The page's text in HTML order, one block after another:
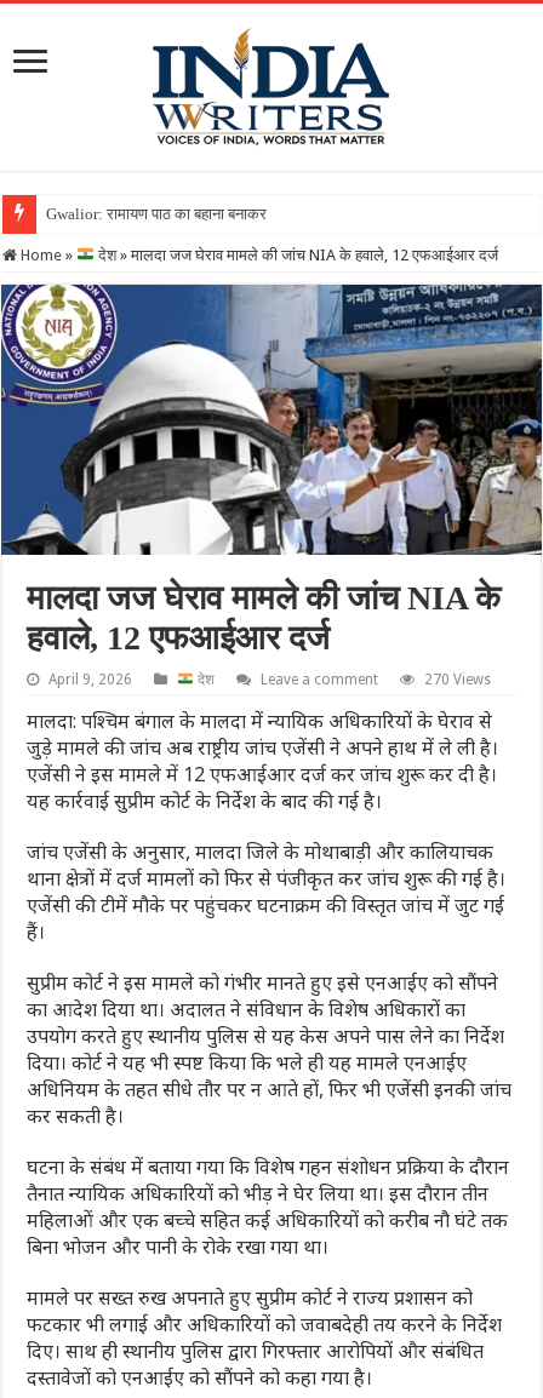
Gwalior: रामायण पाठ का बहाना बनाकर कंपनी को लगाया 25 लाख का चूना,
Home » देश » मालदा जज घेराव मामले की जांच NIA के हवाले, 12 एफआईआर दर्ज
मालदा जज घेराव मामले की जांच NIA के
हवाले, 12 एफआईआर दर्ज
April 9, 2026 देश Leave a comment 270 Views
मालदा: पश्चिम बंगाल के मालदा में न्यायिक अधिकारियों के घेराव से
जुड़े मामले की जांच अब राष्ट्रीय जांच एजेंसी ने अपने हाथ में ले ली है।
एजेंसी ने इस मामले में 12 एफआईआर दर्ज कर जांच शुरू कर दी है।
यह कार्रवाई सुप्रीम कोर्ट के निर्देश के बाद की गई है।
जांच एजेंसी के अनुसार, मालदा जिले के मोथाबाड़ी और कालियाचक
थाना क्षेत्रों में दर्ज मामलों को फिर से पंजीकृत कर जांच शुरू की गई है।
एजेंसी की टीमें मौके पर पहुंचकर घटनाक्रम की विस्तृत जांच में जुट गई
हैं।
सुप्रीम कोर्ट ने इस मामले को गंभीर मानते हुए इसे एनआईए को सौंपने
का आदेश दिया था। अदालत ने संविधान के विशेष अधिकारों का
उपयोग करते हुए स्थानीय पुलिस से यह केस अपने पास लेने का निर्देश
दिया। कोर्ट ने यह भी स्पष्ट किया कि भले ही यह मामले एनआईए
अधिनियम के तहत सीधे तौर पर न आते हों, फिर भी एजेंसी इनकी जांच
कर सकती है।
घटना के संबंध में बताया गया कि विशेष गहन संशोधन प्रक्रिया के दौरान
तैनात न्यायिक अधिकारियों को भीड़ ने घेर लिया था। इस दौरान तीन
महिलाओं और एक बच्चे सहित कई अधिकारियों को करीब नौ घंटे तक
बिना भोजन और पानी के रोके रखा गया था।
मामले पर सख्त रुख अपनाते हुए सुप्रीम कोर्ट ने राज्य प्रशासन को
फटकार भी लगाई और अधिकारियों को जवाबदेही तय करने के निर्देश
दिए। साथ ही स्थानीय पुलिस द्वारा गिरफ्तार आरोपियों और संबंधित
दस्तावेजों को एनआईए को सौंपने को कहा गया है।